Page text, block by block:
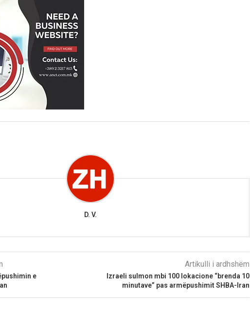
D. V.
e
Artikulli i ardhshëm
Izraeli sulmon mbi 100 lokacione “brenda 10
minutave” pas armëpushimit SHBA-Iran